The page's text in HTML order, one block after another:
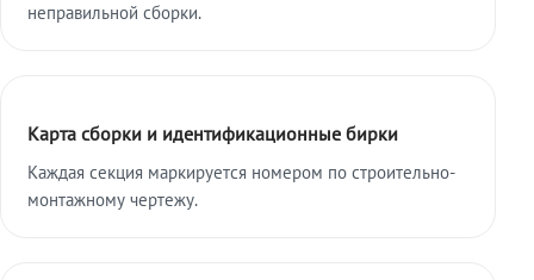
неправильной сборки.
Карта сборки и идентификационные бирки
Каждая секция маркируется номером по строительно-
монтажному чертежу.